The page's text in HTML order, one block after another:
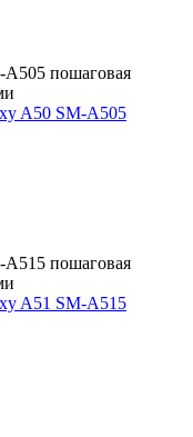
A505 пошаговая
A50 SM-A505
A515 пошаговая
A51 SM-A515